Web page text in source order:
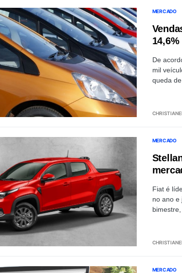
MERCADO
De
mil
queda
MERCADO
Fiat é
no ano e
MERCADO